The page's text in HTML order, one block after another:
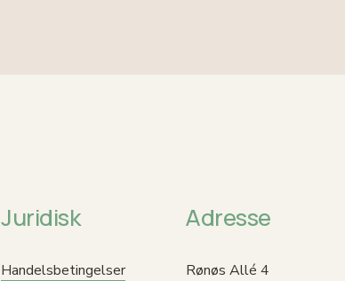
Adresse
Rønøs Allé 4
Juridisk
Handelsbetingelser